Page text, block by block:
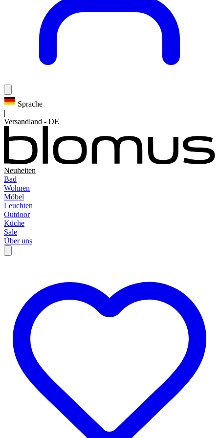
Sprache
|
Versandland - DE
Neuheiten
Bad
Wohnen
Möbel
Leuchten
Outdoor
Küche
Sale
Über uns